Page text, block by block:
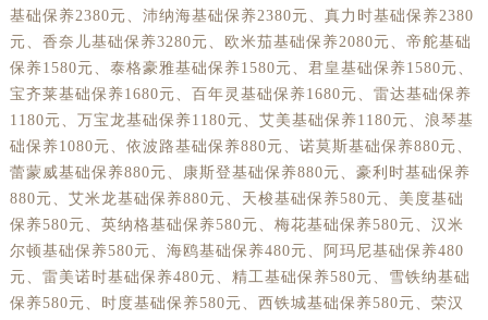
基础保养2380元、沛纳海基础保养2380元、真力时基础保养2380
元、香奈儿基础保养3280元、欧米茄基础保养2080元、帝舵基础
保养1580元、泰格豪雅基础保养1580元、君皇基础保养1580元、
宝齐莱基础保养1680元、百年灵基础保养1680元、雷达基础保养
1180元、万宝龙基础保养1180元、艾美基础保养1180元、浪琴基
础保养1080元、依波路基础保养880元、诺莫斯基础保养880元、
蕾蒙威基础保养880元、康斯登基础保养880元、豪利时基础保养
880元、艾米龙基础保养880元、天梭基础保养580元、美度基础
保养580元、英纳格基础保养580元、梅花基础保养580元、汉米
尔顿基础保养580元、海鸥基础保养480元、阿玛尼基础保养480
元、雷美诺时基础保养480元、精工基础保养580元、雪铁纳基础
保养580元、时度基础保养580元、西铁城基础保养580元、荣汉